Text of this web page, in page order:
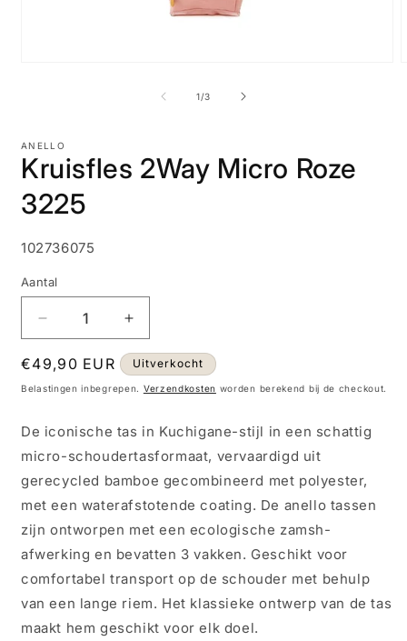
1/van
3
ANELLO
Kruisfles 2Way Micro Roze
3225
SKU:
102736075
Aantal
Aantal
verlagen
voor
Kruisfles
Roze
3225
Aantal
verhogen
voor
Kruisfles
Roze
3225
Normale
prijs
€49,90 EUR Uitverkocht
Belastingen inbegrepen. Verzendkosten worden berekend bij de checkout.
De iconische tas in Kuchigane-stijl in een schattig
micro-schoudertasformaat, vervaardigd uit
gerecycled bamboe gecombineerd met polyester,
met een waterafstotende coating. De anello tassen
zijn ontworpen met een ecologische zamsh-
afwerking en bevatten 3 vakken. Geschikt voor
comfortabel transport op de schouder met behulp
van een lange riem. Het klassieke ontwerp van de tas
maakt hem geschikt voor elk doel.